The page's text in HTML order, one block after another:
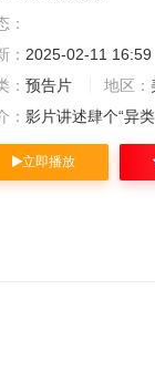
：
： 2025-02-11 16:59
： 预告片 地区：
： 影片讲述肆个“异
立即播放